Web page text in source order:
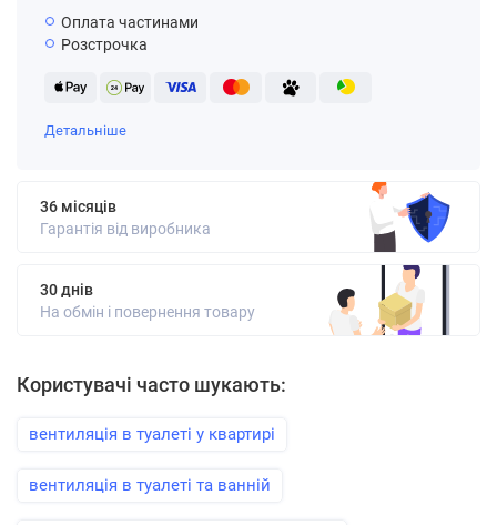
Оплата частинами
Розстрочка
Детальніше
36 місяців
Гарантія від виробника
30 днів
На обмін і повернення товару
Користувачі часто шукають:
вентиляція в туалеті у квартирі
вентиляція в туалеті та ванній